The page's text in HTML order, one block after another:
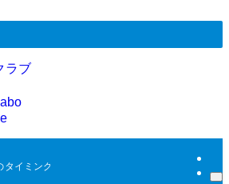
ラブ
タイミング等により体重や体脂肪を調整するダイ